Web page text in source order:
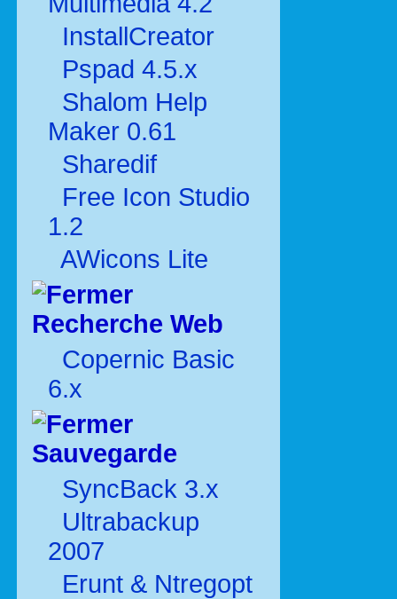
InstallCreator
Pspad 4.5.x
Shalom Help
Maker 0.61
Sharedif
Free Icon Studio
1.2
AWicons Lite
Recherche Web
Copernic Basic
6.x
Sauvegarde
SyncBack 3.x
Ultrabackup
2007
Erunt & Ntregopt